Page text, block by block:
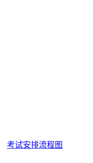
考试安排流程图